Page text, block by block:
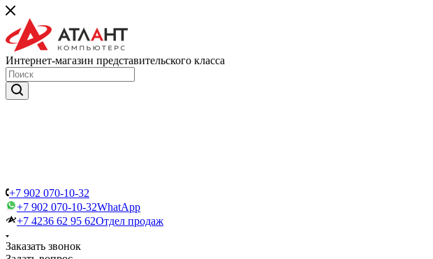
Интернет-магазин представительского класса
+7 902 070-10-32
+7 902 070-10-32WhatApp
+7 4236 62 95 62Отдел продаж
Заказать звонок